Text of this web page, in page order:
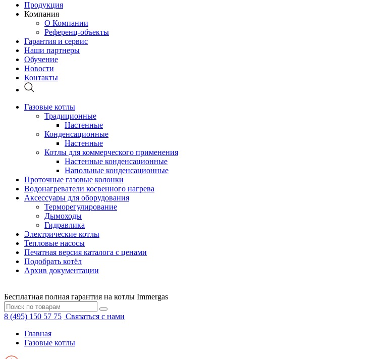
Продукция
Компания
О Компании
Референц-объекты
Гарантия и сервис
Наши партнеры
Обучение
Новости
Контакты
Газовые котлы
Традиционные
Настенные
Конденсационные
Настенные
Котлы для коммерческого применения
Настенные конденсационные
Напольные конденсационные
Проточные газовые колонки
Водонагреватели косвенного нагрева
Аксессуары для оборудования
Терморегулирование
Дымоходы
Гидравлика
Электрические котлы
Тепловые насосы
Печатная версия каталога с ценами
Подобрать котёл
Архив документации
Бесплатная полная гарантия на котлы Immergas
8 (495) 150 57 75 Связаться с нами
Главная
Газовые котлы